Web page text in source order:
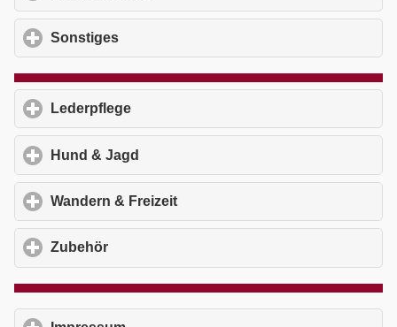
Sonstiges
Lederpflege
Hund & Jagd
Wandern & Freizeit
Zubehör